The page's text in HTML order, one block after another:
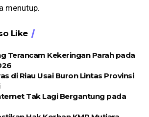
menutup.
Like
Terancam Kekeringan Parah pada
di Riau Usai Buron Lintas Provinsi
Tak Lagi Bergantung pada